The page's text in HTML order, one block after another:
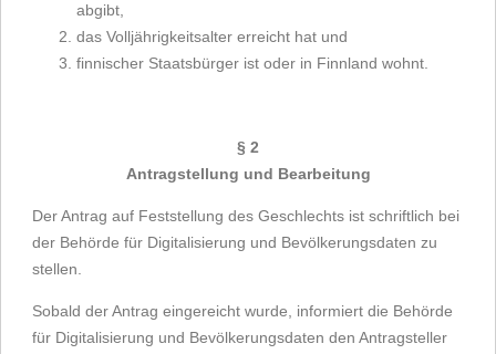
abgibt,
das Volljährigkeitsalter erreicht hat und
finnischer Staatsbürger ist oder in Finnland wohnt.
§ 2
Antragstellung und Bearbeitung
Der Antrag auf Feststellung des Geschlechts ist schriftlich bei
der Behörde für Digitalisierung und Bevölkerungsdaten zu
stellen.
Sobald der Antrag eingereicht wurde, informiert die Behörde
für Digitalisierung und Bevölkerungsdaten den Antragsteller